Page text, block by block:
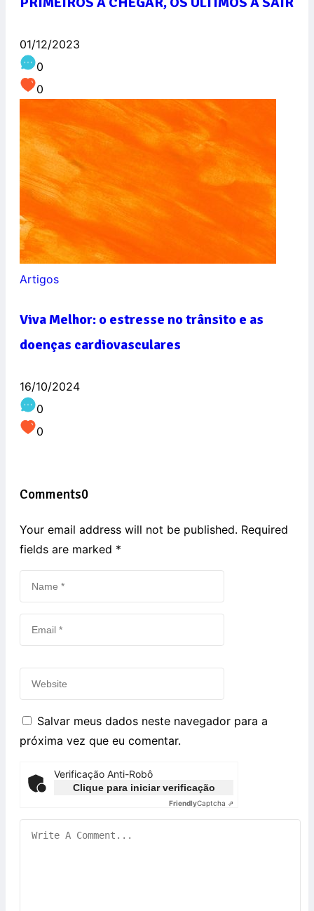
01/12/2023
0
0
Artigos
Viva Melhor: o estresse no trânsito e as
doenças cardiovasculares
16/10/2024
0
0
Comments0
Your email address will not be published. Required
fields are marked *
Salvar meus dados neste navegador para a
próxima vez que eu comentar.
Verificação Anti-Robô
Clique para iniciar verificação
FriendlyCaptcha ⇗